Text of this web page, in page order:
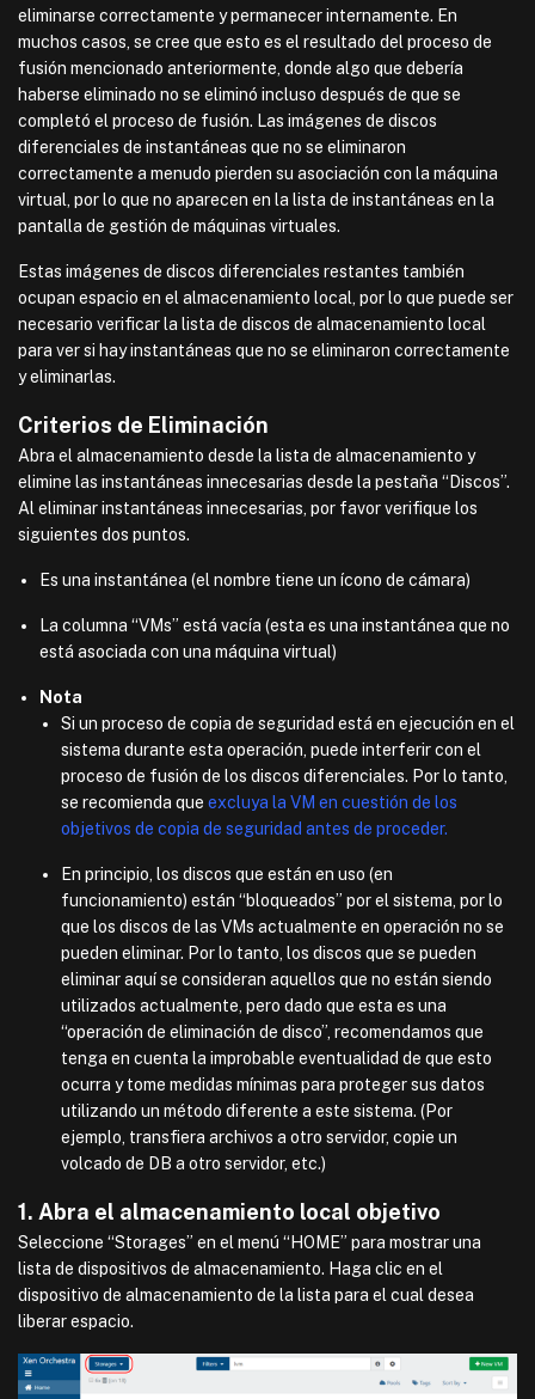
eliminarse correctamente y permanecer internamente. En
muchos casos, se cree que esto es el resultado del proceso de
fusión mencionado anteriormente, donde algo que debería
haberse eliminado no se eliminó incluso después de que se
completó el proceso de fusión. Las imágenes de discos
diferenciales de instantáneas que no se eliminaron
correctamente a menudo pierden su asociación con la máquina
virtual, por lo que no aparecen en la lista de instantáneas en la
pantalla de gestión de máquinas virtuales.
Estas imágenes de discos diferenciales restantes también
ocupan espacio en el almacenamiento local, por lo que puede ser
necesario verificar la lista de discos de almacenamiento local
para ver si hay instantáneas que no se eliminaron correctamente
y eliminarlas.
Criterios de Eliminación
Abra el almacenamiento desde la lista de almacenamiento y
elimine las instantáneas innecesarias desde la pestaña “Discos”.
Al eliminar instantáneas innecesarias, por favor verifique los
siguientes dos puntos.
Es una instantánea (el nombre tiene un ícono de cámara)
La columna “VMs” está vacía (esta es una instantánea que no
está asociada con una máquina virtual)
Nota
Si un proceso de copia de seguridad está en ejecución en el
sistema durante esta operación, puede interferir con el
proceso de fusión de los discos diferenciales. Por lo tanto,
se recomienda queexcluya la VM en cuestión de los
objetivos de copia de seguridad antes de proceder.
En principio, los discos que están en uso (en
funcionamiento) están “bloqueados” por el sistema, por lo
que los discos de las VMs actualmente en operación no se
pueden eliminar. Por lo tanto, los discos que se pueden
eliminar aquí se consideran aquellos que no están siendo
utilizados actualmente, pero dado que esta es una
“operación de eliminación de disco”, recomendamos que
tenga en cuenta la improbable eventualidad de que esto
ocurra y tome medidas mínimas para proteger sus datos
utilizando un método diferente a este sistema. (Por
ejemplo, transfiera archivos a otro servidor, copie un
volcado de DB a otro servidor, etc.)
1. Abra el almacenamiento local objetivo
Seleccione “Storages” en el menú “HOME” para mostrar una
lista de dispositivos de almacenamiento. Haga clic en el
dispositivo de almacenamiento de la lista para el cual desea
liberar espacio.